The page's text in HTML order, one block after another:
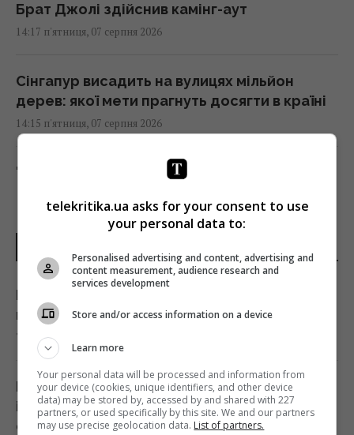
Брат Джолі здійснив камінг-аут
14:17 п'ятниця, 07 серпня 2026
Сінгапур висадить на вулицях мільйон
дерев: якої мети прагнуть досягти в країні
14:15 п'ятниця, 07 серпня 2026
"Укрзалізниця" змінює маршрути поїздів
доїхати
14:14 п'ятниця, 07 серпня 2026
Козли-зрадники допомогли знищити своїх
родичів на цілому архіпелазі
14:10 п'ятниця, 07 серпня 2026
Чоловік врятував спраглого лелеку під час
40-градусної спеки: зворушливе відео
14:00 п'ятниця, 07 серпня 2026
Працівники пошти вигнали собаку на 37-
градусну спеку: у компанії відреагували
7 серпня 2026, 14:42
Вікторія Бекхем продемонструвала
ідеальну фігуру після драматичної події з
сином
telekritika.ua asks for your consent to use
your personal data to:
Personalised advertising and content, advertising and
content measurement, audience research and
services development
Store and/or access information on a device
Learn more
Your personal data will be processed and information from
your device (cookies, unique identifiers, and other device
data) may be stored by, accessed by and shared with 227
partners, or used specifically by this site. We and our partners
may use precise geolocation data. List of partners.